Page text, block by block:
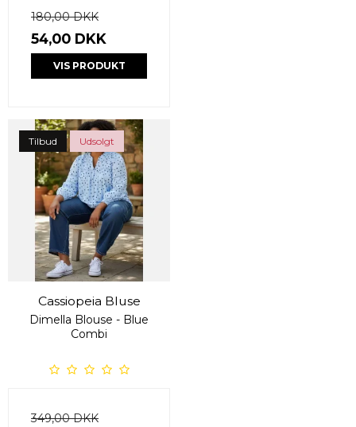
180,00 DKK
54,00 DKK
VIS PRODUKT
Tilbud Udsolgt
Cassiopeia Bluse
Dimella Blouse - Blue
Combi
349,00 DKK